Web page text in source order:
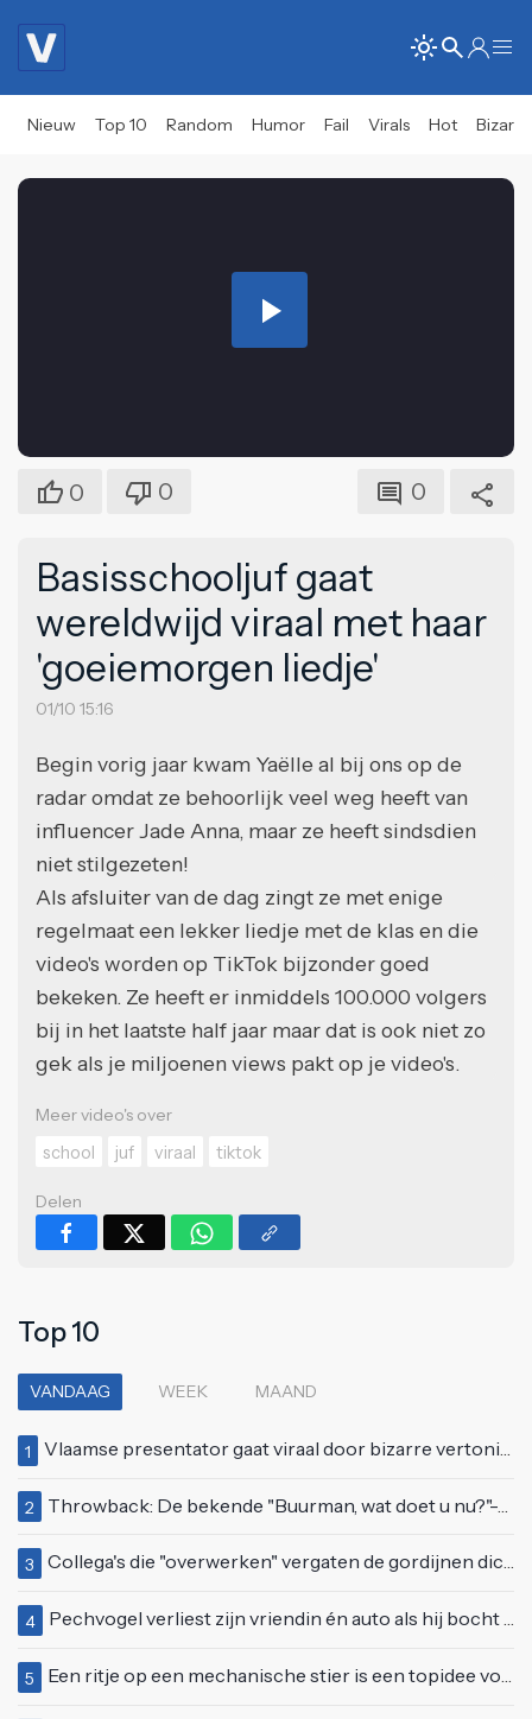
Nieuw Top 10 Random Humor Fail Virals Hot Bizar
Play
0 0 0
Basisschooljuf gaat
wereldwijd viraal met haar
'goeiemorgen liedje'
01/10 15:16
Begin vorig jaar kwam Yaëlle al bij ons op de
radar omdat ze behoorlijk veel weg heeft van
influencer Jade Anna, maar ze heeft sindsdien
niet stilgezeten!
Als afsluiter van de dag zingt ze met enige
regelmaat een lekker liedje met de klas en die
video's worden op TikTok bijzonder goed
bekeken. Ze heeft er inmiddels 100.000 volgers
bij in het laatste half jaar maar dat is ook niet zo
gek als je miljoenen views pakt op je video's.
Meer video's over
school
juf viraal tiktok
Delen
Top 10
VANDAAG WEEK MAAND
1 Vlaamse presentator gaat viraal door bizarre vertoning op live televisie: "Helemaal stijf van de bloem"
2 Throwback: De bekende "Buurman, wat doet u nu?"-scène uit Flodder met Tatjana Šimić
3 Collega's die "overwerken" vergaten de gordijnen dicht te doen
4 Pechvogel verliest zijn vriendin én auto als hij bocht te scherp neemt
5 Een ritje op een mechanische stier is een topidee voor een eerste date